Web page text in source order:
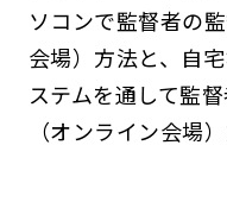
ソコンで監督者の
会場）方法と、自
ステムを通して監
（オンライン会場